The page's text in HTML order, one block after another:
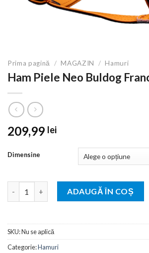
Prima pagină / MAGAZIN / Hamuri
Ham Piele Neo Buldog
209,99 lei
Dimensine
Cantitate Ham Piele Neo Buldog Francez
ADAUGĂ ÎN COȘ
SKU:Nu se aplică
Categorie:Hamuri